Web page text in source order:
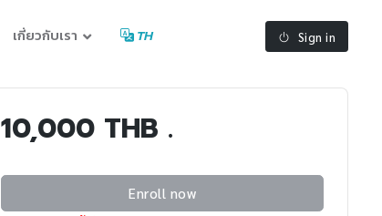
เกี่ยวกับเรา TH Sign in
10,000 THB .
Enroll now